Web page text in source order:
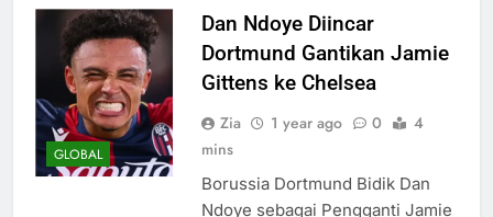
GLOBAL
Dan Ndoye Diincar
Dortmund Gantikan Jamie
Gittens ke Chelsea
Zia 1 year ago 0
4
mins
Borussia Dortmund Bidik Dan
Ndoye sebagai Pengganti Jamie